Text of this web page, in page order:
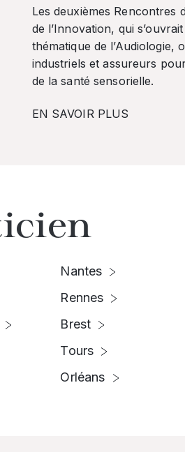
Les deuxièmes Rencontres
de l’Innovation, qui
thématique de l’Audiologie,
industriels et assureurs
de la santé sensorielle.
EN SAVOIR PLUS
Nantes
Rennes
Brest
Tours
Orléans